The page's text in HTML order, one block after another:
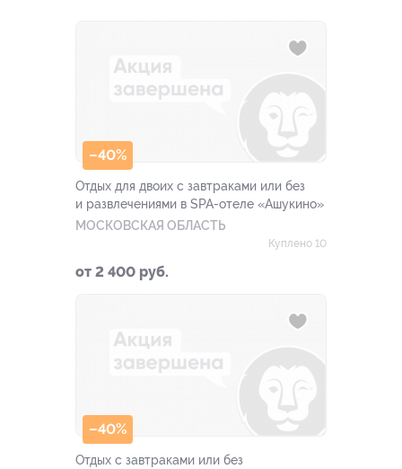
–40%
Отдых для двоих с завтраками или без
и развлечениями в SPA-отеле «Ашукино»
МОСКОВСКАЯ ОБЛАСТЬ
от 2 400 руб.
Куплено 10
–40%
Отдых с завтраками или без